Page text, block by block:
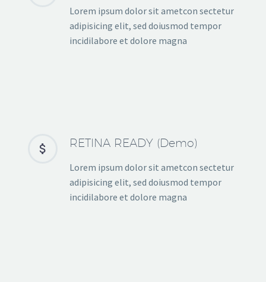
Lorem ipsum dolor sit ametcon sectetur
adipisicing elit, sed doiusmod tempor
incidilabore et dolore magna

 RETINA READY (Demo)
Lorem ipsum dolor sit ametcon sectetur
adipisicing elit, sed doiusmod tempor
incidilabore et dolore magna